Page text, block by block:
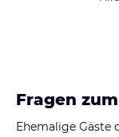
Fragen
Ehemalige Gäste